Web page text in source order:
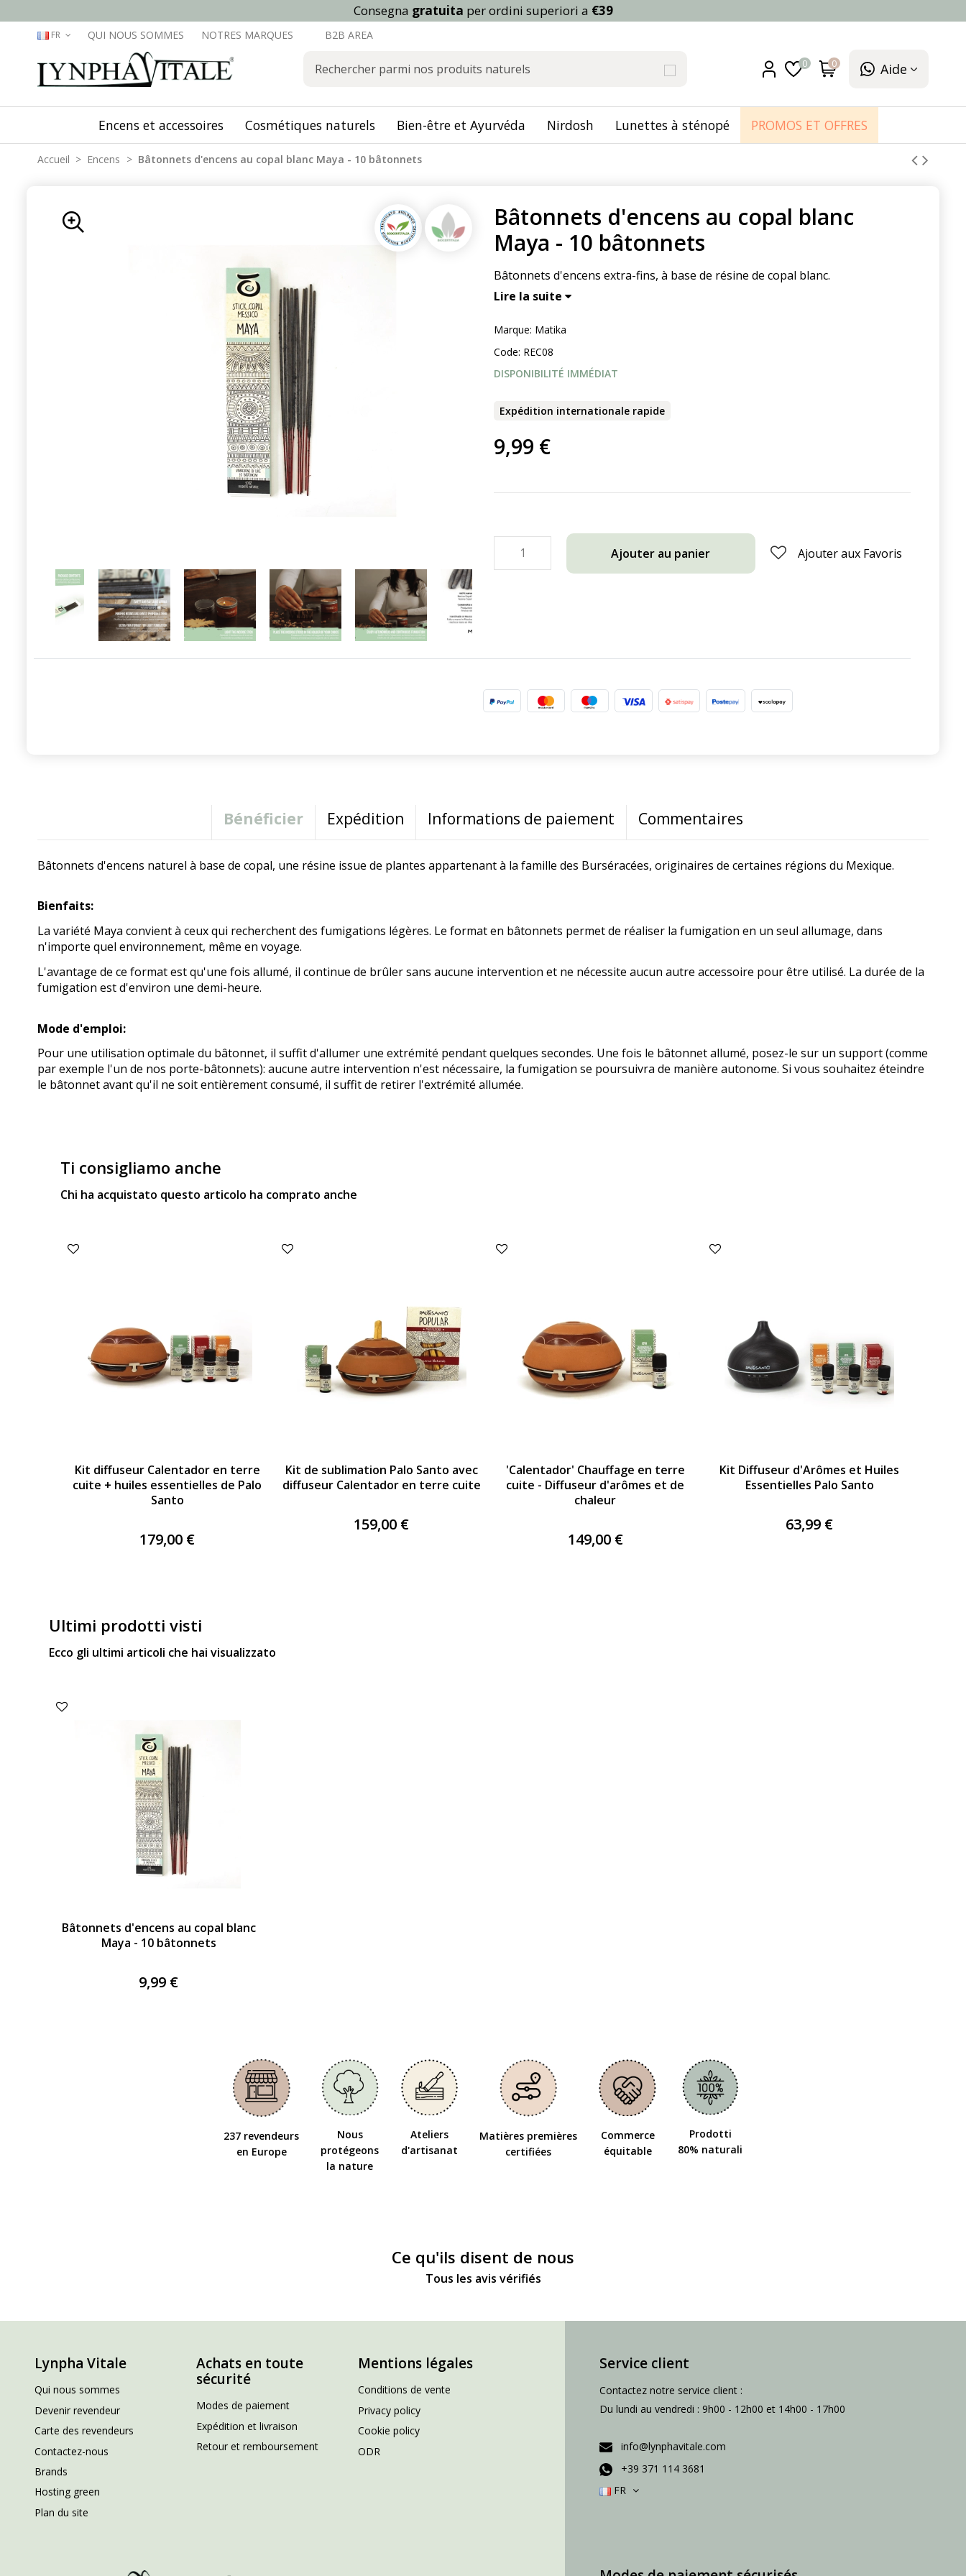
Consegna gratuita per ordini superiori a €39
FR QUI NOUS SOMMES NOTRES MARQUES B2B AREA
0 0 Aide
Encens et accessoires Cosmétiques naturels Bien-être et Ayurvéda Nirdosh Lunettes à sténopé PROMOS ET OFFRES
Accueil Encens Bâtonnets d'encens au copal blanc Maya - 10 bâtonnets
Bâtonnets d'encens au copal blanc
Maya - 10 bâtonnets
Bâtonnets d'encens extra-fins, à base de résine de copal blanc.
Lire la suite
Marque: Matika
Code: REC08
DISPONIBILITÉ IMMÉDIAT
Expédition internationale rapide
9,99 €
Ajouter au panier Ajouter aux Favoris
Bénéficier Expédition Informations de paiement Commentaires
Bâtonnets d'encens naturel à base de copal, une résine issue de plantes appartenant à la famille des Burséracées, originaires de certaines régions du Mexique.
Bienfaits:
La variété Maya convient à ceux qui recherchent des fumigations légères. Le format en bâtonnets permet de réaliser la fumigation en un seul allumage, dans
n'importe quel environnement, même en voyage.
L'avantage de ce format est qu'une fois allumé, il continue de brûler sans aucune intervention et ne nécessite aucun autre accessoire pour être utilisé. La durée de la
fumigation est d'environ une demi-heure.
Mode d'emploi:
Pour une utilisation optimale du bâtonnet, il suffit d'allumer une extrémité pendant quelques secondes. Une fois le bâtonnet allumé, posez-le sur un support (comme
par exemple l'un de nos porte-bâtonnets): aucune autre intervention n'est nécessaire, la fumigation se poursuivra de manière autonome. Si vous souhaitez éteindre
le bâtonnet avant qu'il ne soit entièrement consumé, il suffit de retirer l'extrémité allumée.
Ti consigliamo anche
Chi ha acquistato questo articolo ha comprato anche
Kit diffuseur Calentador en terre
cuite + huiles essentielles de Palo
Santo
179,00 €
Kit de sublimation Palo Santo avec
diffuseur Calentador en terre cuite
159,00 €
'Calentador' Chauffage en terre
cuite - Diffuseur d'arômes et de
chaleur
149,00 €
Kit Diffuseur d'Arômes et Huiles
Essentielles Palo Santo
63,99 €
Ultimi prodotti visti
Ecco gli ultimi articoli che hai visualizzato
Bâtonnets d'encens au copal blanc
Maya - 10 bâtonnets
9,99 €
237 revendeurs
en Europe
Nous
protégeons
la nature
Ateliers
d'artisanat
Matières premières
certifiées
Commerce
équitable
Prodotti
80% naturali
Ce qu'ils disent de nous
Tous les avis vérifiés
Lynpha Vitale
Qui nous sommes
Devenir revendeur
Carte des revendeurs
Contactez-nous
Brands
Hosting green
Plan du site
Achats en toute
sécurité
Modes de paiement
Expédition et livraison
Retour et remboursement
Mentions légales
Conditions de vente
Privacy policy
Cookie policy
ODR
Service client
Contactez notre service client :
Du lundi au vendredi : 9h00 - 12h00 et 14h00 - 17h00
info@lynphavitale.com
+39 371 114 3681
FR